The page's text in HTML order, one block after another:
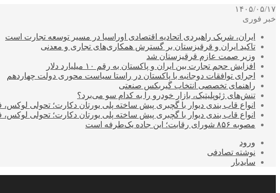
۱۴۰۵/۰۵/۱۷
خبر فوری
ایران، شریک راهبردی اتحادیه اقتصادی اوراسیا در مسیر توسعه تجارت است
تاکید ایران و قرقیزستان بر گسترش همکاری‌های تجاری و معدنی
وزیر صمت عازم قرقیزستان شد
افزایش حجم تجارت بین ایران و پاکستان به رقم ۱۰ میلیارد دلار
اجرای توافقات دوجانبه با پاکستان در راستا سیاست محوری دولت چهاردهم
راهنمای تخصصی انتخاب گیربکس صنعتی
تنش‌های ژئوپلیتیک، بازار خودرو را به کدام سو می‌برد؟
انواع قاب بندی دیوار با گچبری پیش ساخته پلی یورتان دکارت؛ تحولی
انواع قاب بندی دیوار با گچبری پیش ساخته پلی یورتان دکارت؛ تحولی
مصوبه ۸۵۶ شورای رقابت؛ این جاده یک‌طرفه است
ورود
نوشته تصادفی
سایدبار